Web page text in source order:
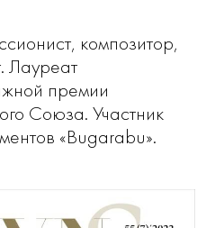
композитор,
Лауреат
премии
Союза. Участник
«Bugarabu».